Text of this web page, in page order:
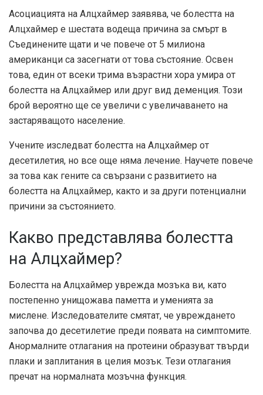
Асоциацията на Алцхаймер заявява, че болестта на
Алцхаймер е шестата водеща причина за смърт в
Съединените щати и че повече от 5 милиона
американци са засегнати от това състояние. Освен
това, един от всеки трима възрастни хора умира от
болестта на Алцхаймер или друг вид деменция. Този
брой вероятно ще се увеличи с увеличаването на
застаряващото население.
Учените изследват болестта на Алцхаймер от
десетилетия, но все още няма лечение. Научете повече
за това как гените са свързани с развитието на
болестта на Алцхаймер, както и за други потенциални
причини за състоянието.
Какво представлява болестта
на Алцхаймер?
Болестта на Алцхаймер уврежда мозъка ви, като
постепенно унищожава паметта и уменията за
мислене. Изследователите смятат, че увреждането
започва до десетилетие преди появата на симптомите.
Анормалните отлагания на протеини образуват твърди
плаки и заплитания в целия мозък. Тези отлагания
пречат на нормалната мозъчна функция.